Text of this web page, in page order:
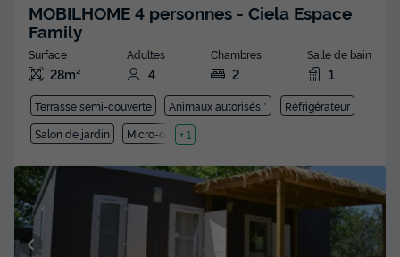
MOBILHOME 4 personnes - Ciela Espace
Family
Surface
28m²
Adultes
4
Chambres
2
Salle de bain
1
Terrasse semi-couverte Animaux autorisés *
Réfrigérateur
Salon de jardin
Micro-ondes
+ 1